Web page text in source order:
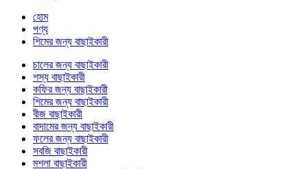
হোম
পণ্য
শিমের জন্য বাছাইকারী
চালের জন্য বাছাইকারী
শস্য বাছাইকারী
কফির জন্য বাছাইকারী
শিমের জন্য বাছাইকারী
বীজ বাছাইকারী
বাদামের জন্য বাছাইকারী
ফলের জন্য বাছাইকারী
সবজি বাছাইকারী
মশলা বাছাইকারী